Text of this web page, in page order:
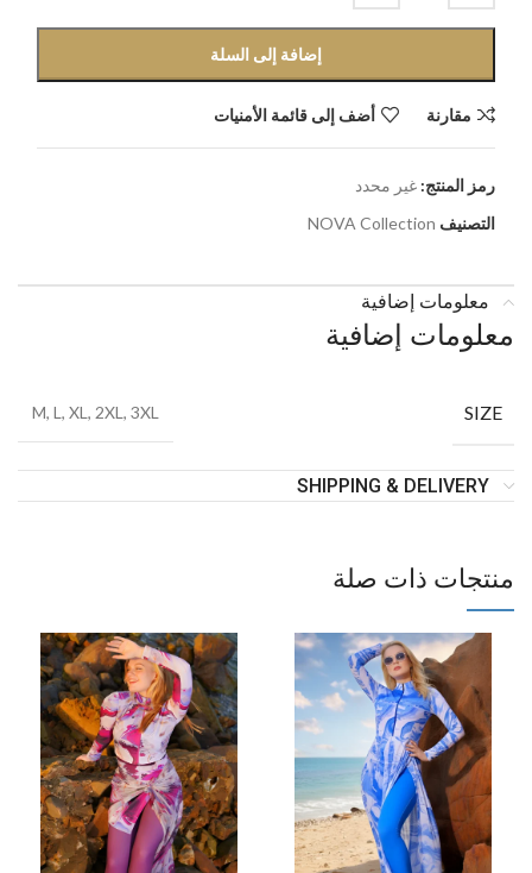
إضافة إلى السلة
مقارنة أضف إلى قائمة الأمنيات
رمز المنتج:غير محدد
التصنيف NOVA Collection
معلومات إضافية
معلومات إضافية
SIZE
M, L, XL, 2XL, 3XL
SHIPPING & DELIVERY
منتجات ذات صلة